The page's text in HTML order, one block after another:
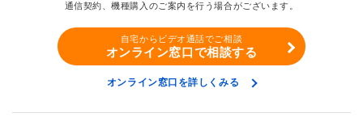
通信契約、機種購入のご案内を行う場合がございます。
自宅からビデオ通話でご相談
オンライン窓口で相談する
オンライン窓口を詳しくみる